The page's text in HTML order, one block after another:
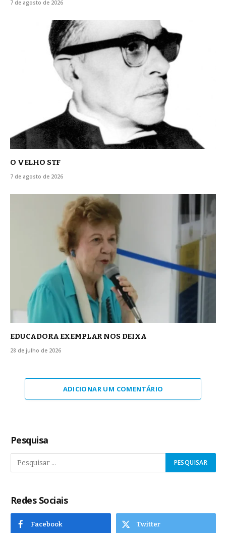
7 de agosto de 2026
O VELHO STF
7 de agosto de 2026
EDUCADORA EXEMPLAR NOS DEIXA
28 de julho de 2026
ADICIONAR UM COMENTÁRIO
Pesquisa
Redes Sociais
Facebook Twitter